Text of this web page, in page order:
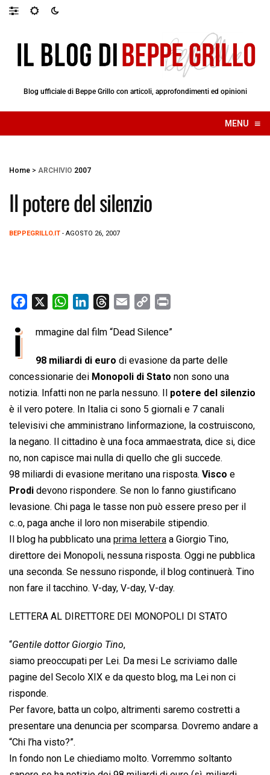
Blog ufficiale di Beppe Grillo con articoli, approfondimenti ed opinioni
MENU ≡
☰
Home > ARCHIVIO 2007
Il potere del silenzio
BEPPEGRILLO.IT - AGOSTO 26, 2007
o
o
k
W
a
s
A
p
p
n
e
d
I
n
r
a
d
s
a
l
p
L
i
n
k
i
t
i mmagine dal film “Dead Silence”
98 miliardi di euro di evasione da parte delle
concessionarie dei Monopoli di Stato non sono una
notizia. Infatti non ne parla nessuno. Il potere del silenzio
è il vero potere. In Italia ci sono 5 giornali e 7 canali
televisivi che amministrano linformazione, la costruiscono,
la negano. Il cittadino è una foca ammaestrata, dice si, dice
no, non capisce mai nulla di quello che gli succede.
98 miliardi di evasione meritano una risposta. Visco e
Prodi devono rispondere. Se non lo fanno giustificano
levasione. Chi paga le tasse non può essere preso per il
c..o, paga anche il loro non miserabile stipendio.
Il blog ha pubblicato una prima lettera a Giorgio Tino,
direttore dei Monopoli, nessuna risposta. Oggi ne pubblica
una seconda. Se nessuno risponde, il blog continuerà. Tino
non fare il tacchino. V-day, V-day, V-day.
LETTERA AL DIRETTORE DEI MONOPOLI DI STATO
“Gentile dottor Giorgio Tino,
siamo preoccupati per Lei. Da mesi Le scriviamo dalle
pagine del Secolo XIX e da questo blog, ma Lei non ci
risponde.
Per favore, batta un colpo, altrimenti saremo costretti a
presentare una denuncia per scomparsa. Dovremo andare a
“Chi l’ha visto?”.
In fondo non Le chiediamo molto. Vorremmo soltanto